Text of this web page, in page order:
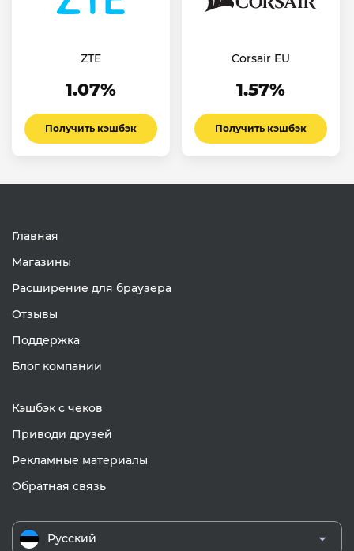
ZTE
1.07%
Получить кэшбэк
Corsair EU
1.57%
Получить кэшбэк
Главная
Магазины
Расширение для браузера
Отзывы
Поддержка
Блог компании
Кэшбэк с чеков
Приводи друзей
Рекламные материалы
Обратная связь
Русский